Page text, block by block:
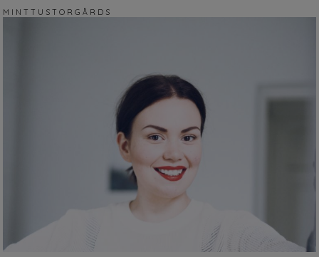
M I N T T U S T O R G Å R D S